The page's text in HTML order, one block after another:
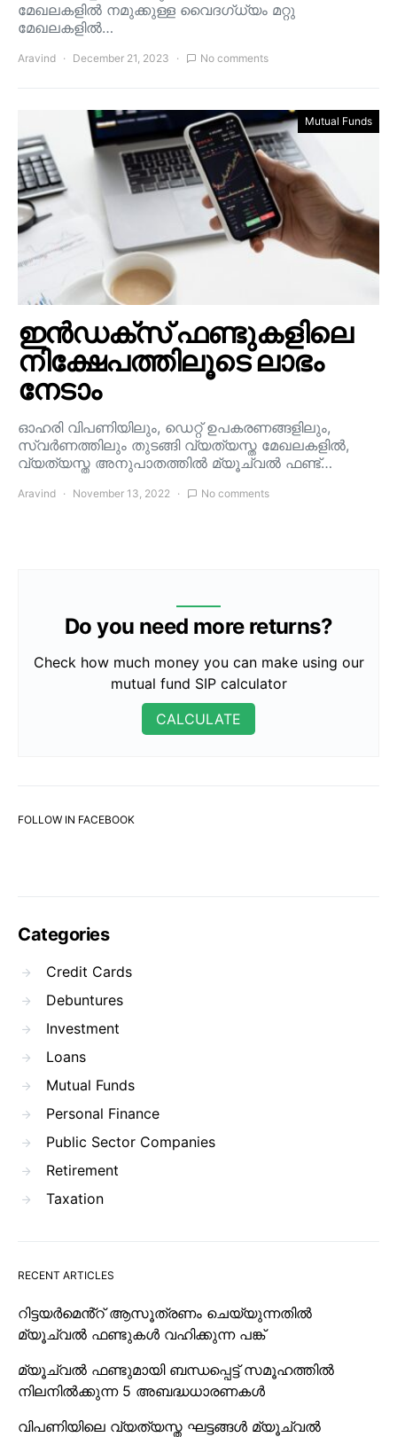
മേഖലകളിൽ നമുക്കുള്ള വൈദഗ്ധ്യം മറ്റു
മേഖലകളിൽ…
Aravind December 21, 2023 No comments
Mutual Funds
ഇൻഡക്സ് ഫണ്ടുകളിലെ
നിക്ഷേപത്തിലൂടെ ലാഭം
നേടാം
ഓഹരി വിപണിയിലും, ഡെറ്റ് ഉപകരണങ്ങളിലും,
സ്വർണത്തിലും തുടങ്ങി വ്യത്യസ്ത മേഖലകളിൽ,
വ്യത്യസ്ത അനുപാതത്തിൽ മ്യൂച്വൽ ഫണ്ട്…
Aravind November 13, 2022 No comments
Do you need more returns?
Check how much money you can make using our
mutual fund SIP calculator
CALCULATE
FOLLOW IN FACEBOOK
Categories
Credit Cards
Debuntures
Investment
Loans
Mutual Funds
Personal Finance
Public Sector Companies
Retirement
Taxation
RECENT ARTICLES
റിട്ടയർമെൻ്റ് ആസൂത്രണം ചെയ്യുന്നതിൽ
മ്യൂച്വൽ ഫണ്ടുകൾ വഹിക്കുന്ന പങ്ക്
മ്യൂച്വൽ ഫണ്ടുമായി ബന്ധപ്പെട്ട് സമൂഹത്തിൽ
നിലനിൽക്കുന്ന 5 അബദ്ധധാരണകൾ
വിപണിയിലെ വ്യത്യസ്ത ഘട്ടങ്ങൾ മ്യൂച്വൽ